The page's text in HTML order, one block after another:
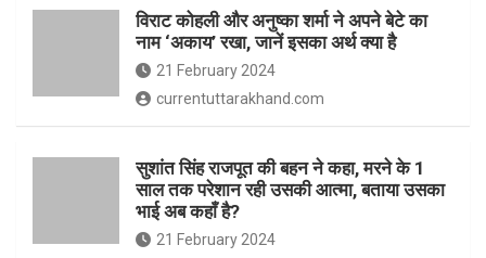
विराट कोहली और अनुष्का शर्मा ने अपने बेटे का
नाम ‘अकाय’ रखा, जानें इसका अर्थ क्‍या है
21 February 2024
currentuttarakhand.com
सुशांत सिंह राजपूत की बहन ने कहा, मरने के 1
साल तक परेशान रही उसकी आत्मा, बताया उसका
भाई अब कहाँ है?
21 February 2024